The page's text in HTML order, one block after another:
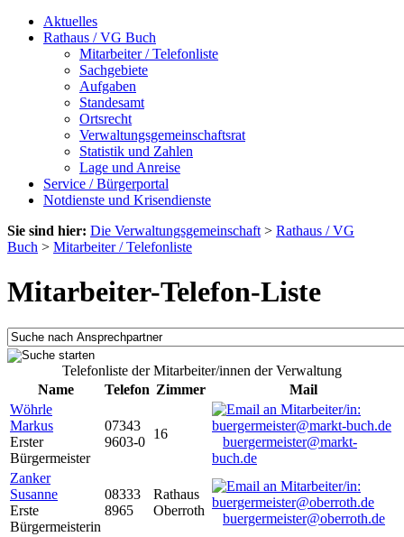
Aktuelles
Rathaus / VG Buch
Mitarbeiter / Telefonliste
Sachgebiete
Aufgaben
Standesamt
Ortsrecht
Verwaltungsgemeinschaftsrat
Statistik und Zahlen
Lage und Anreise
Service / Bürgerportal
Notdienste und Krisendienste
Sie sind hier: Die Verwaltungsgemeinschaft > Rathaus / VG
Buch > Mitarbeiter / Telefonliste
Mitarbeiter-Telefon-Liste
Telefonliste der Mitarbeiter/innen der Verwaltung
Name
Telefon Zimmer
Mail
Wöhrle
Markus
Erster
Bürgermeister
07343
9603-0
16
buergermeister@markt-
buch.de
Zanker
Susanne
Erste
Bürgermeisterin
08333
8965
Rathaus
Oberroth
buergermeister@oberroth.de